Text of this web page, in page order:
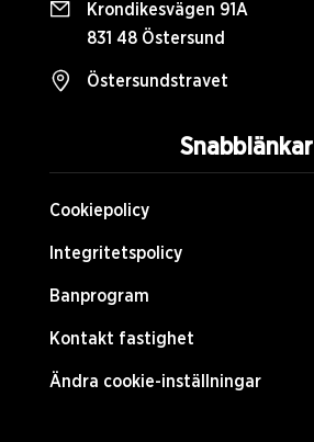
Snabblänkar
Cookiepolicy
Integritetspolicy
Banprogram
Kontakt fastighet
Ändra cookie-inställningar
Krondikesvägen 91A
831 48 Östersund
Östersundstravet